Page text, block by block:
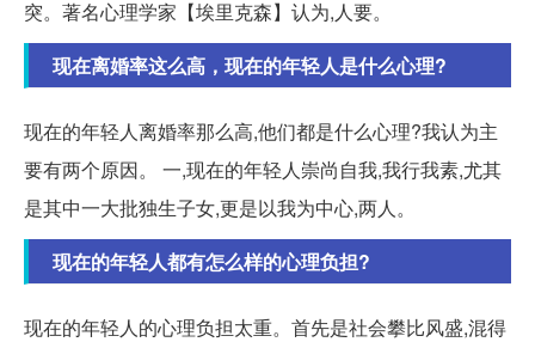
突。著名心理学家【埃里克森】认为,人要。
现在离婚率这么高，现在的年轻人是什么心理?
现在的年轻人离婚率那么高,他们都是什么心理?我认为主
要有两个原因。 一,现在的年轻人崇尚自我,我行我素,尤其
是其中一大批独生子女,更是以我为中心,两人。
现在的年轻人都有怎么样的心理负担?
现在的年轻人的心理负担太重。首先是社会攀比风盛,混得